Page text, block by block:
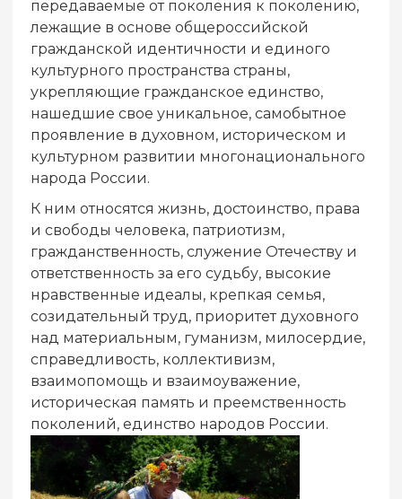
передаваемые от поколения к поколению,
лежащие в основе общероссийской
гражданской идентичности и единого
культурного пространства страны,
укрепляющие гражданское единство,
нашедшие свое уникальное, самобытное
проявление в духовном, историческом и
культурном развитии многонационального
народа России.
К ним относятся жизнь, достоинство, права
и свободы человека, патриотизм,
гражданственность, служение Отечеству и
ответственность за его судьбу, высокие
нравственные идеалы, крепкая семья,
созидательный труд, приоритет духовного
над материальным, гуманизм, милосердие,
справедливость, коллективизм,
взаимопомощь и взаимоуважение,
историческая память и преемственность
поколений, единство народов России.